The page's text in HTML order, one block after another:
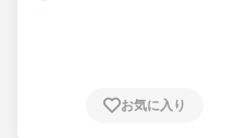
崎県、熊本県、大分県、宮崎県、鹿児島県、
お気に入り